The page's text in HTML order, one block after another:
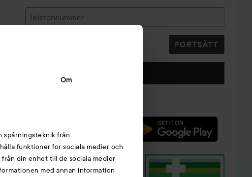
Om
spårningsteknik från
funktioner för sociala medier och
din enhet till de sociala medier
med annan information
Telefonnummer
FORTSÄTT
Följ oss